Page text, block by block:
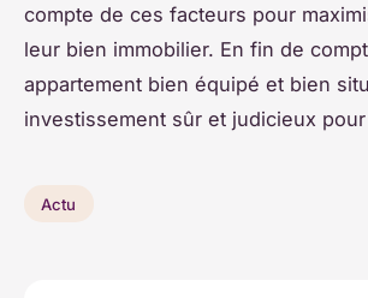
compte de ces facteurs pour
leur bien immobilier. En fin de
appartement bien équipé et bien
investissement sûr et judicieux
Actu